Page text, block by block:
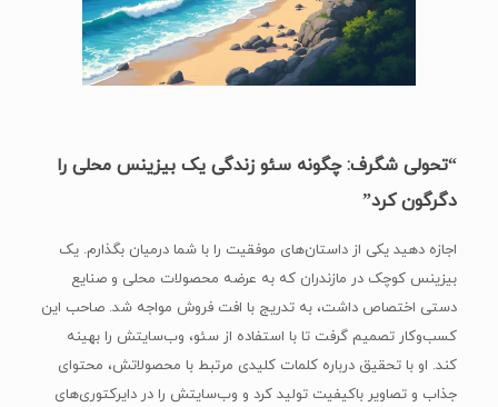
“تحولی شگرف: چگونه سئو زندگی یک بیزینس محلی را
دگرگون کرد”
اجازه دهید یکی از داستان‌های موفقیت را با شما درمیان بگذارم. یک
بیزینس کوچک در مازندران که به عرضه محصولات محلی و صنایع
دستی اختصاص داشت، به تدریج با افت فروش مواجه شد. صاحب این
کسب‌وکار تصمیم گرفت تا با استفاده از سئو، وب‌سایتش را بهینه
کند. او با تحقیق درباره کلمات کلیدی مرتبط با محصولاتش، محتوای
جذاب و تصاویر باکیفیت تولید کرد و وب‌سایتش را در دایرکتوری‌های